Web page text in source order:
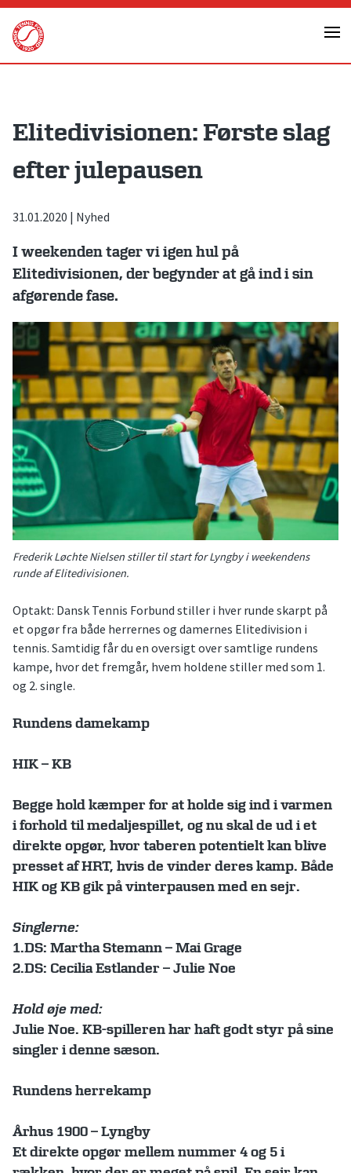
Skip
content
Elitedivisionen: Første slag
efter julepausen
31.01.2020 | Nyhed
I weekenden tager vi igen hul på
Elitedivisionen, der begynder at gå ind i sin
afgørende fase.
Frederik Løchte Nielsen stiller til start for Lyngby i weekendens
runde af Elitedivisionen.
Optakt: Dansk Tennis Forbund stiller i hver runde skarpt på
et opgør fra både herrernes og damernes Elitedivision i
tennis. Samtidig får du en oversigt over samtlige rundens
kampe, hvor det fremgår, hvem holdene stiller med som 1.
og 2. single.
Rundens damekamp
HIK – KB
Begge hold kæmper for at holde sig ind i varmen
i forhold til medaljespillet, og nu skal de ud i et
direkte opgør, hvor taberen potentielt kan blive
presset af HRT, hvis de vinder deres kamp. Både
HIK og KB gik på vinterpausen med en sejr.
Singlerne:
1.DS: Martha Stemann – Mai Grage
2.DS: Cecilia Estlander – Julie Noe
Hold øje med:
Julie Noe. KB-spilleren har haft godt styr på sine
singler i denne sæson.
Rundens herrekamp
Århus 1900 – Lyngby
Et direkte opgør mellem nummer 4 og 5 i